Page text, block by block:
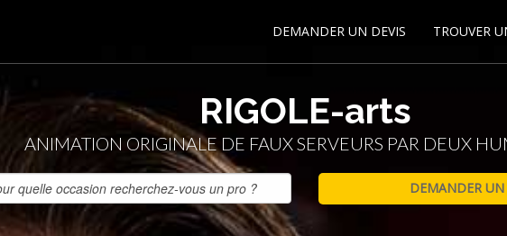
DEMANDER UN DEVIS TROUVER
RIGOLE-arts
ANIMATION ORIGINALE DE FAUX SERVEURS PAR DEUX